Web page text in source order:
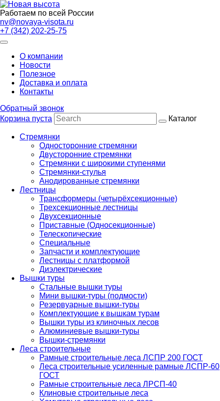
Работаем по всей России
nv@novaya-visota.ru
+7 (342) 202-25-75
О компании
Новости
Полезное
Доставка и оплата
Контакты
Обратный звонок
Корзина пуста
Каталог
Стремянки
Односторонние стремянки
Двусторонние стремянки
Стремянки с широкими ступенями
Стремянки-стулья
Анодированные стремянки
Лестницы
Трансформеры (четырёхсекционные)
Трехсекционные лестницы
Двухсекционные
Приставные (Односекционные)
Телескопические
Специальные
Запчасти и комплектующие
Лестницы с платформой
Диэлектрические
Вышки туры
Стальные вышки туры
Мини вышки-туры (подмости)
Резервуарные вышки-туры
Комплектующие к вышкам турам
Вышки туры из клиночных лесов
Алюминиевые вышки-туры
Вышки-стремянки
Леса строительные
Рамные строительные леса ЛСПР 200 ГОСТ
Леса строительные усиленные рамные ЛСПР-60
ГОСТ
Рамные строительные леса ЛРСП-40
Клиновые строительные леса